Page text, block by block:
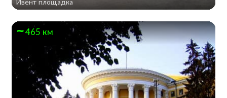
Ивент площадка
465 км